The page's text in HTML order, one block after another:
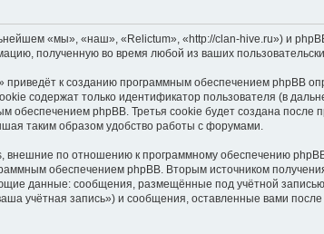
«мы», «наш», «Relictum», «http://clan-hive.ru») и
полученную во время любой из ваших
к созданию программным обеспечением phpBB
содержат только идентификатор пользователя (в
phpBB. Третья cookie будет создана после
таким образом удобство работы с форумами.
по отношению к программному обеспечению
обеспечением phpBB. Вторым источником
данные: сообщения, размещённые под учётной
учётная запись») и сообщения, оставленные вами